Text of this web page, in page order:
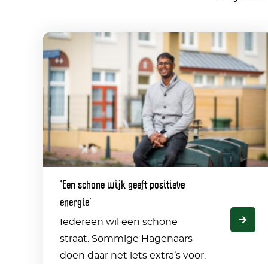
‘Een
schone
wijk
geeft
energie’
‘Een schone wijk geeft positieve
energie’
Iedereen wil een schone
straat. Sommige Hagenaars
doen daar net iets extra’s voor.